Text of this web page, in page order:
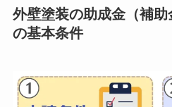
外壁塗装の助成金（補
の基本条件